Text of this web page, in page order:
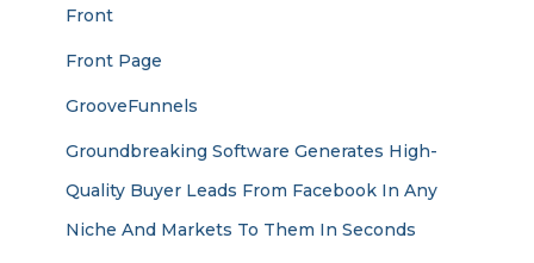
Front
Front Page
GrooveFunnels
Groundbreaking Software Generates High-
Quality Buyer Leads From Facebook In Any
Niche And Markets To Them In Seconds